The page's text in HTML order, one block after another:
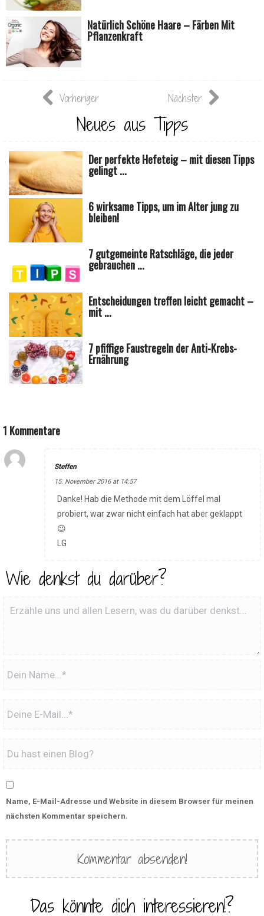
Natürlich Schöne Haare – Färben Mit
Pflanzenkraft
Vorheriger Nächster
Neues aus Tipps
Der perfekte Hefeteig – mit diesen Tipps
gelingt ...
6 wirksame Tipps, um im Alter jung zu
bleiben!
7 gutgemeinte Ratschläge, die jeder
gebrauchen ...
Entscheidungen treffen leicht gemacht –
mit ...
7 pfiffige Faustregeln der Anti-Krebs-
Ernährung
1 Kommentare
Steffen
15. November 2016 at 14:57
Danke! Hab die Methode mit dem Löffel mal
probiert, war zwar nicht einfach hat aber geklappt
😉
LG
Wie denkst du darüber?
Name, E-Mail-Adresse und Website in diesem Browser für meinen
nächsten Kommentar speichern.
Das könnte dich interessieren!?